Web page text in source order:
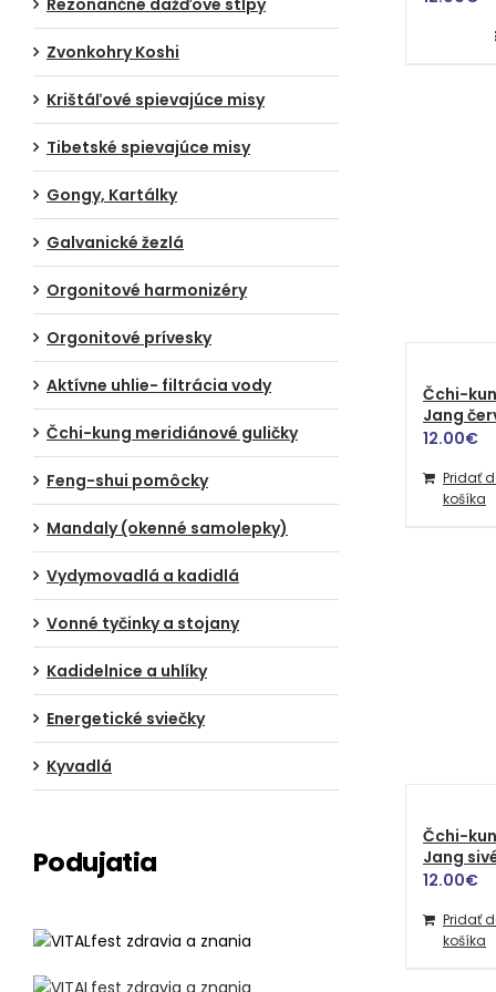
Čchi-
Jang
12.00€
Pridať
košíka
Čchi-
Jang
12.00€
Pridať
košíka
Rezonančné dažďové stĺpy
Zvonkohry Koshi
Krištáľové spievajúce misy
Tibetské spievajúce misy
Gongy, Kartálky
Galvanické žezlá
Orgonitové harmonizéry
Orgonitové prívesky
Aktívne uhlie- filtrácia vody
Čchi-kung meridiánové guličky
Feng-shui pomôcky
Mandaly (okenné samolepky)
Vydymovadlá a kadidlá
Vonné tyčinky a stojany
Kadidelnice a uhlíky
Energetické sviečky
Kyvadlá
Podujatia